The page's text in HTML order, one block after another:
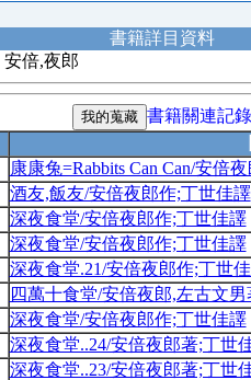
書籍詳目資料
安倍,夜郎
書籍關連記錄
康康兔=Rabbits Can Can/安倍
酒友,飯友/安倍夜郎作;丁世佳譯
深夜食堂/安倍夜郎作;丁世佳譯
深夜食堂/安倍夜郎作;丁世佳譯
深夜食堂.21/安倍夜郎作;丁世
四萬十食堂/安倍夜郎,左古文
深夜食堂/安倍夜郎作;丁世佳譯
深夜食堂..24/安倍夜郎著;丁世
深夜食堂..23/安倍夜郎著;丁世